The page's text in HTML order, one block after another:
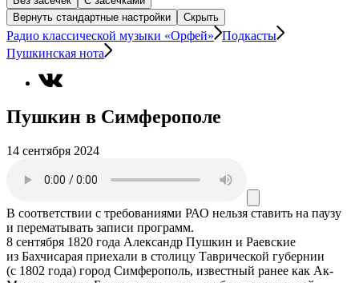
Вернуть стандартные настройки
Скрыть
Радио классической музыки «Орфей»
Подкасты
Пушкинская нота
Пушкин в Симферополе
14 сентября 2024
В соответствии с требованиями РАО нельзя ставить на паузу
и перематывать записи программ.
8 сентября 1820 года Александр Пушкин и Раевские
из Бахчисарая приехали в столицу Таврической губернии
(с 1802 года) город Симферополь, известный ранее как Ак-